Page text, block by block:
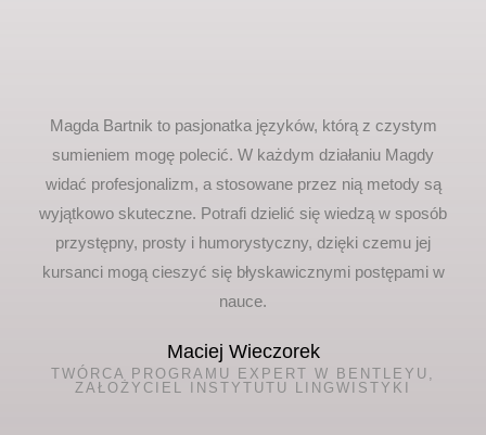
Magda Bartnik to pasjonatka języków, którą z czystym
sumieniem mogę polecić. W każdym działaniu Magdy
widać profesjonalizm, a stosowane przez nią metody są
wyjątkowo skuteczne. Potrafi dzielić się wiedzą w sposób
przystępny, prosty i humorystyczny, dzięki czemu jej
kursanci mogą cieszyć się błyskawicznymi postępami w
nauce.
Maciej Wieczorek
TWÓRCA PROGRAMU EXPERT W BENTLEYU,
ZAŁOŻYCIEL INSTYTUTU LINGWISTYKI